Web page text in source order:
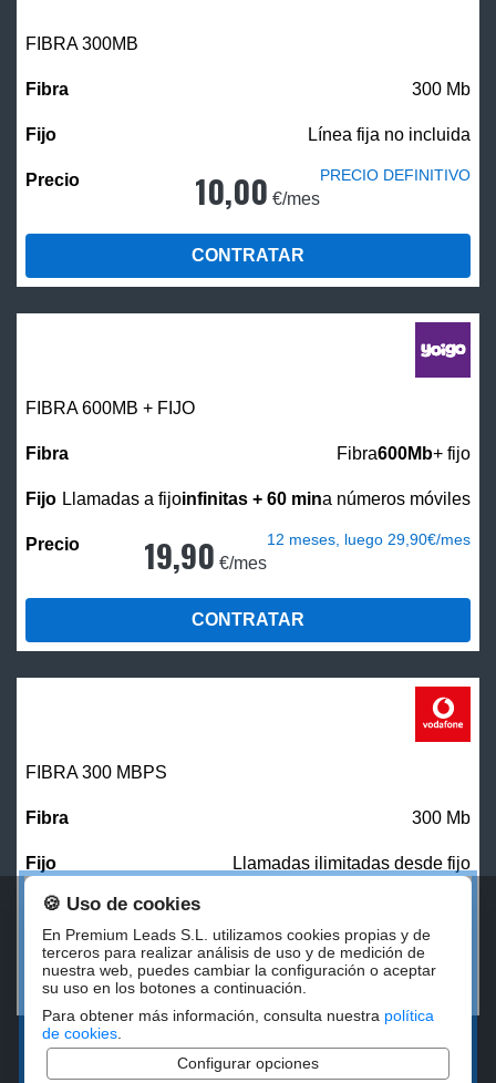
FIBRA 300MB
300 Mb
Línea fija no incluida
10,00 €/mes
PRECIO DEFINITIVO
CONTRATAR
FIBRA 600MB + FIJO
Fibra600Mb+ fijo
Llamadas a fijoinfinitas + 60 mina números móviles
19,90 €/mes
12 meses, luego 29,90€/mes
CONTRATAR
FIBRA 300 MBPS
300 Mb
Llamadas ilimitadas desde fijo
27,00 €/mes
CONTRATAR
🍪 Uso de cookies
En Premium Leads S.L. utilizamos cookies propias y de
terceros para realizar análisis de uso y de medición de
nuestra web, puedes cambiar la configuración o aceptar
su uso en los botones a continuación.
Para obtener más información, consulta nuestra política
de cookies
Configurar opciones